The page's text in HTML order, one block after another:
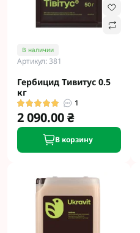
В наличии
Артикул: 381
Гербицид Тивитус 0.5
кг
1
2 090.00 ₴
В корзину